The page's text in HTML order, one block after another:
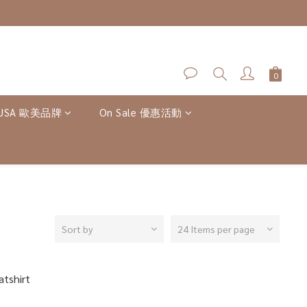
歐美品牌 On Sale 優惠活動
Sort by 24 Items per page